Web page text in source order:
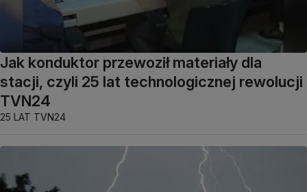
Jak konduktor przewoził materiały dla
stacji, czyli 25 lat technologicznej rewolucji
TVN24
25 LAT TVN24